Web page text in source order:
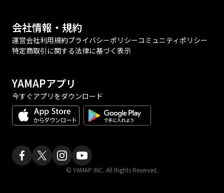
会社情報・規約
運営会社利用規約プライバシーポリシーコミュニティポリシー
特定商取引に関する法律に基づく表示
YAMAPアプリ
今すぐアプリをダウンロード
© YAMAP INC. All Rights Reserved.